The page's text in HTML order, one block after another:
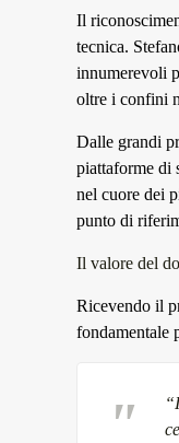
Il
tecnica.
innumerevoli
oltre i confini
Dalle grandi
piattaforme di
nel cuore dei
punto di
Il valore del
Ricevendo il
fondamentale